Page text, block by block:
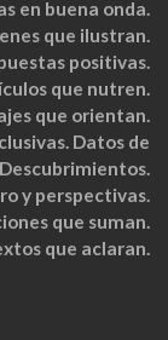
en buena onda.
que ilustran.
positivas.
que nutren.
que orientan.
Datos de
y perspectivas.
que suman.
que aclaran.